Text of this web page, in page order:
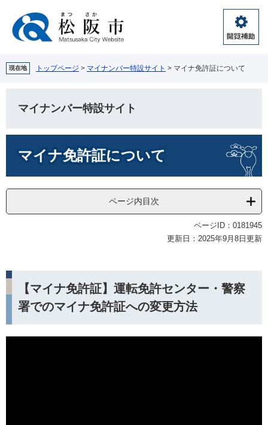
閲
覧
助
現在地 トップページ > マイナンバー特設サイト > マイナ免許証について
マイナンバー特設サイト
マイナ免許証について
ページ内目次
ページID：0181945
更新日：2025年9月8日更新
【マイナ免許証】運転免許センター・警察
署でのマイナ免許証への変更方法